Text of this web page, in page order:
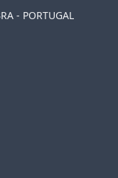
- PORTUGAL